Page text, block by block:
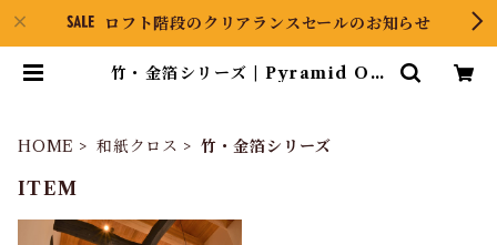
ロフト階段のクリアランスセールのお知らせ
竹・金箔シリーズ | Pyramid ON
HOME 和紙クロス 竹・金箔シリーズ
ITEM